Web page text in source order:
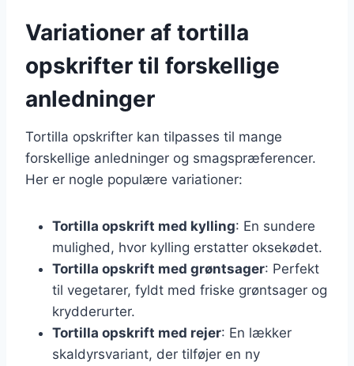
Variationer af tortilla
opskrifter til forskellige
anledninger
Tortilla opskrifter kan tilpasses til mange
forskellige anledninger og smagspræferencer.
Her er nogle populære variationer:
Tortilla opskrift med kylling: En sundere
mulighed, hvor kylling erstatter oksekødet.
Tortilla opskrift med grøntsager: Perfekt
til vegetarer, fyldt med friske grøntsager og
krydderurter.
Tortilla opskrift med rejer: En lækker
skaldyrsvariant, der tilføjer en ny